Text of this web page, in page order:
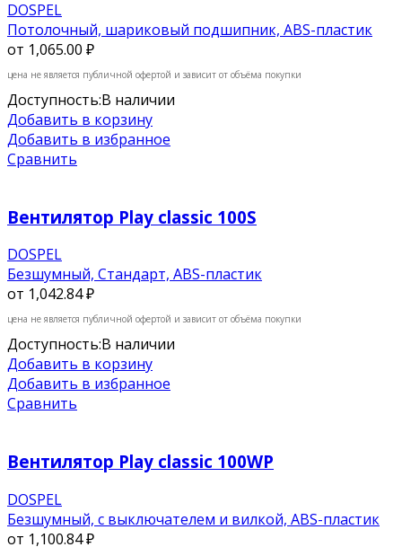
DOSPEL
Потолочный, шариковый подшипник, ABS-пластик
от 1,065.00 ₽
цена не является публичной офертой и зависит от объёма покупки
Доступность:В наличии
Добавить в корзину
Добавить в избранное
Сравнить
Вентилятор Play classic 100S
DOSPEL
Безшумный, Стандарт, ABS-пластик
от 1,042.84 ₽
цена не является публичной офертой и зависит от объёма покупки
Доступность:В наличии
Добавить в корзину
Добавить в избранное
Сравнить
Вентилятор Play classic 100WP
DOSPEL
Безшумный, с выключателем и вилкой, ABS-пластик
от 1,100.84 ₽